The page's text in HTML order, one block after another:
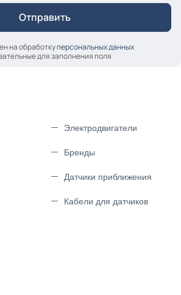
на обработкуперсональных данных
для заполнения поля
Электродвигатели
Бренды
Датчики приближения
Кабели для датчиков